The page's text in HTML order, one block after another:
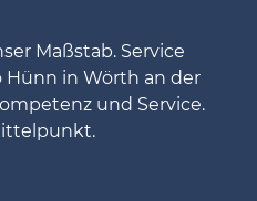
Maßstab. Service
in Wörth an der
und Service.